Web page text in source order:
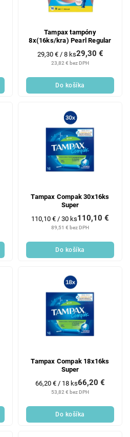
Tampax tampóny
8x(16ks/kra) Pearl Regular
23,82 € bez DPH
29,30 €
Jednotková
cena:
29,30 € / 8 ks
Do košíka
Tampax Compak 30x16ks
Super
89,51 € bez DPH
110,10 €
Jednotková
110,10 € / 30 ks
Do košíka
Tampax Compak 18x16ks
Super
53,82 € bez DPH
66,20 €
Jednotková
66,20 € / 18 ks
Do košíka